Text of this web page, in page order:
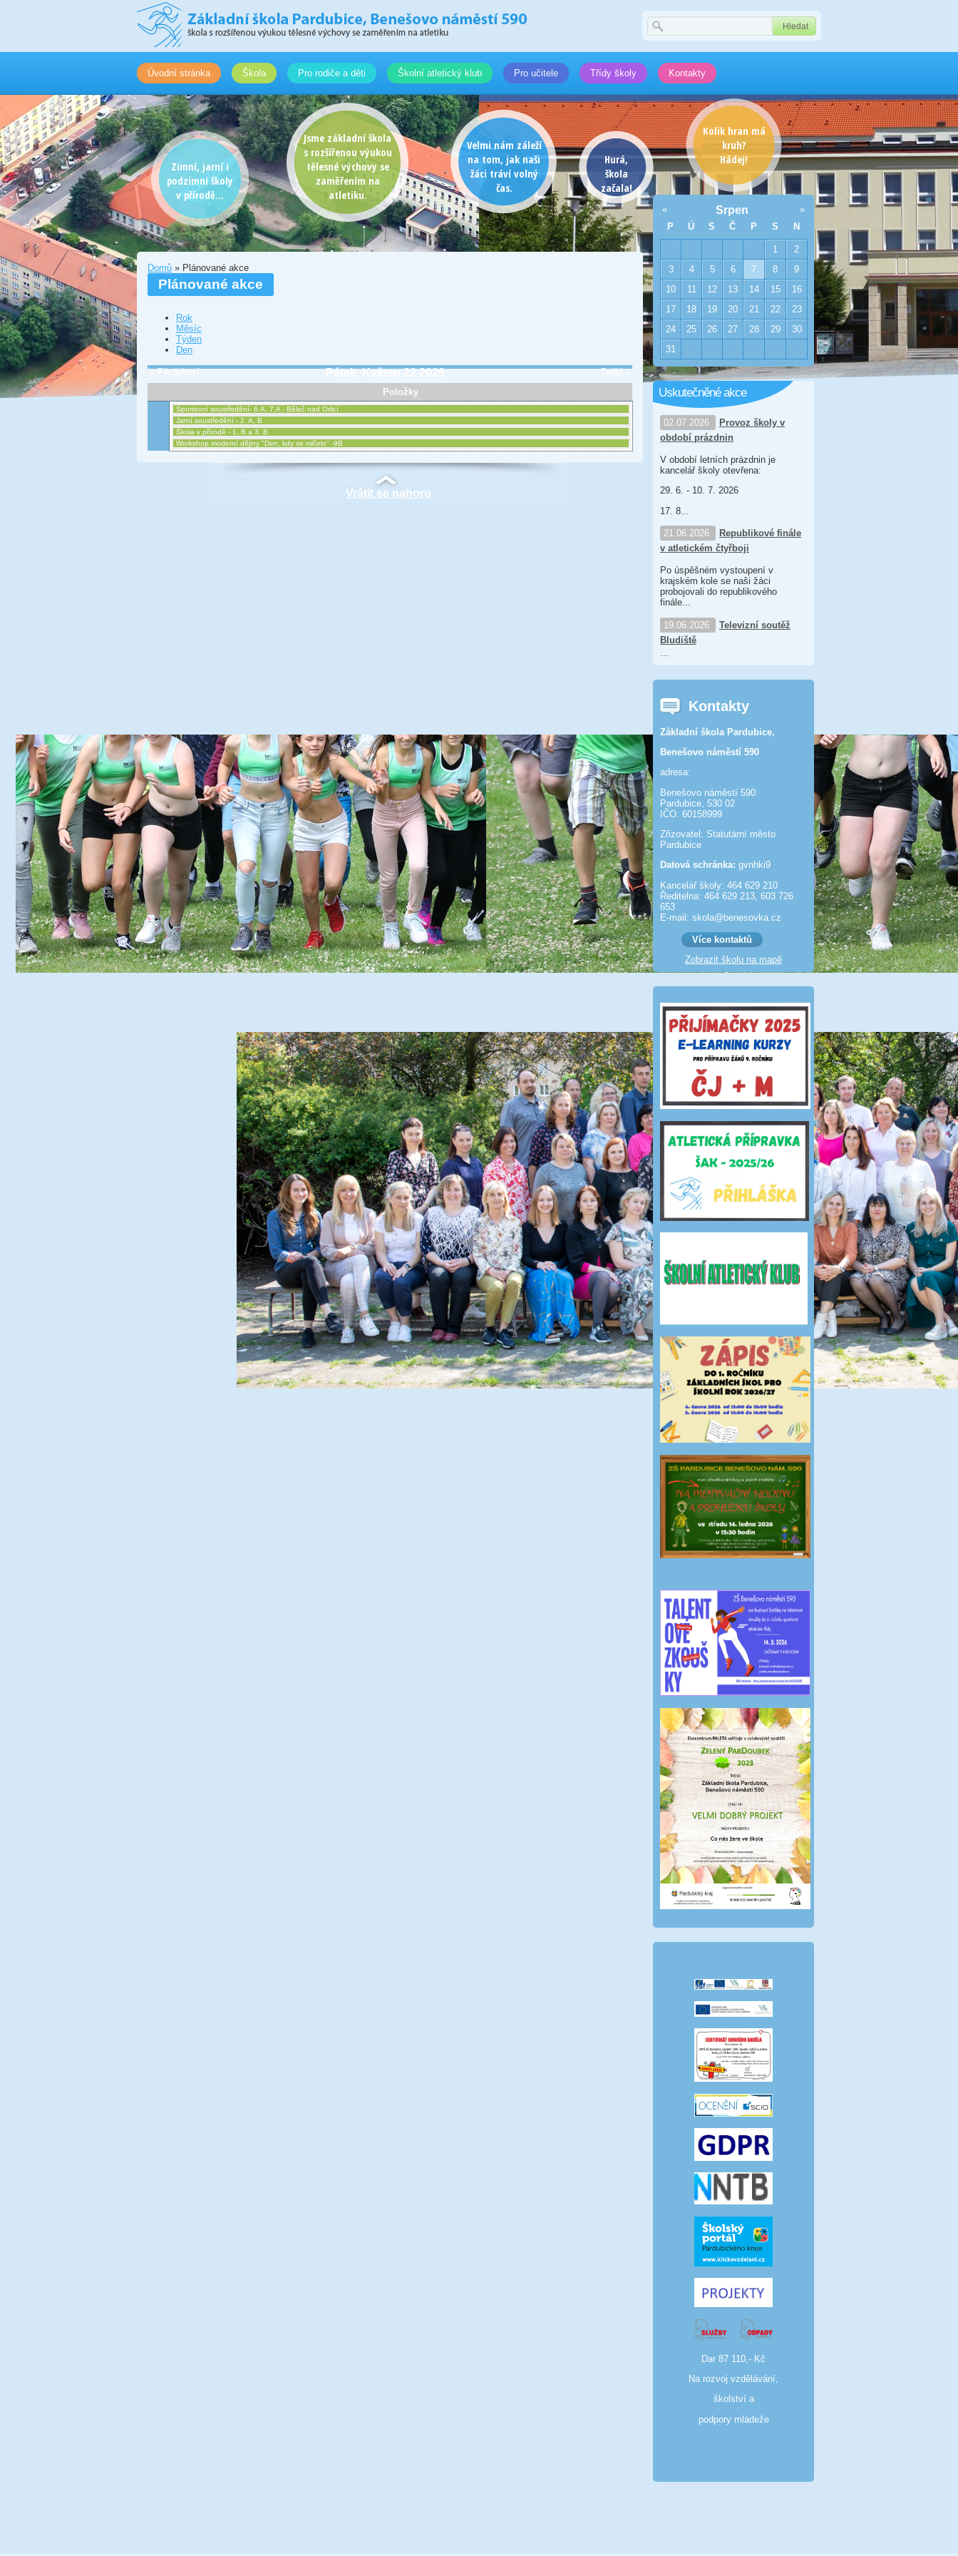
Úvodní stránka Škola Pro rodiče a děti Školní atletický klub Pro učitele Třídy školy Kontakty
Zimní, jarní i
podzimní školy
v přírodě...
Jsme základní škola
s rozšířenou výukou
tělesné výchovy se
zaměřením na
atletiku.
Velmi nám záleží
na tom, jak naši
žáci tráví volný
čas.
Hurá,
škola
začala!
Kolik hran má
kruh?
Hádej!
Domů » Plánované akce
Plánované akce
Rok
Měsíc
Týden
Den
« Předchozí Pátek, Květen 22 2026
Další »
Položky
Sportovní soustředění- 6.A, 7.A - Běleč nad Orlicí
Jarní soustředění - 2. A, B
Škola v přírodě - 1. B a 3. B
Workshop moderní dějiny "Den, kdy se mlčelo" -9B
Vrátit se nahoru
« Srpen
»
P
Ú S Č P S N
1
2
3
4 5 6 7 8
9
10
11 12 13 14 15
16
17
18 19 20 21 22
23
24
25 26 27 28 29
30
31
Uskutečněné akce
02.07.2026
Provoz školy v
období prázdnin
V období letních prázdnin je
kancelář školy otevřena:
29. 6. - 10. 7. 2026
17. 8...
21.06.2026
Republikové finále
v atletickém čtyřboji
Po úspěšném vystoupení v
krajském kole se naši žáci
probojovali do republikového
finále...
19.06.2026
Televizní soutěž
Bludiště
Kontakty
Základní škola Pardubice,
Benešovo náměstí 590
adresa:
Benešovo náměstí 590
Pardubice, 530 02
IČO: 60158999
Zřizovatel: Statutární město
Pardubice
Datová schránka: gvnhki9
Kancelář školy: 464 629 210
Ředitelna: 464 629 213, 603 726
653
E-mail: skola@benesov­ka.cz
Více kontaktů
Zobrazit školu na mapě
Dar 87 110,- Kč
Na rozvoj vzdělávání,
školství a
podpory mládeže